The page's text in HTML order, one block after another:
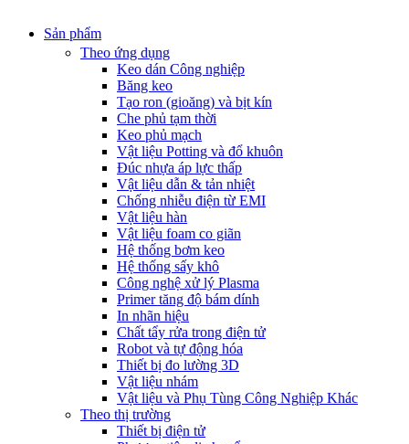
Sản phẩm
Theo ứng dụng
Keo dán Công nghiệp
Băng keo
Tạo ron (gioăng) và bịt kín
Che phủ tạm thời
Keo phủ mạch
Vật liệu Potting và đổ khuôn
Đúc nhựa áp lực thấp
Vật liệu dẫn & tản nhiệt
Chống nhiễu điện từ EMI
Vật liệu hàn
Vật liệu foam co giãn
Hệ thống bơm keo
Hệ thống sấy khô
Công nghệ xử lý Plasma
Primer tăng độ bám dính
In nhãn hiệu
Chất tẩy rửa trong điện tử
Robot và tự động hóa
Thiết bị đo lường 3D
Vật liệu nhám
Vật liệu và Phụ Tùng Công Nghiệp Khác
Theo thị trường
Thiết bị điện tử